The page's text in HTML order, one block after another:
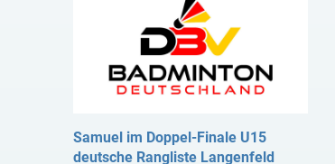
Samuel im Doppel-Finale U15
deutsche Rangliste Langenfeld